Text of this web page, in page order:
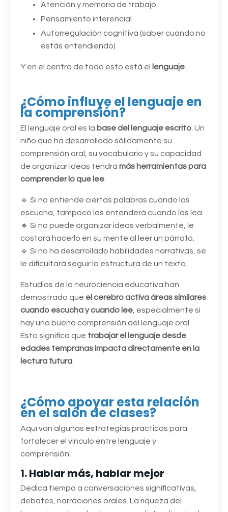
Atención y memoria de trabajo
Pensamiento inferencial
Autorregulación cognitiva (saber cuándo no
estás entendiendo)
Y en el centro de todo esto está el lenguaje.
¿Cómo influye el lenguaje en
la comprensión?
El lenguaje oral es la base del lenguaje escrito. Un
niño que ha desarrollado sólidamente su
comprensión oral, su vocabulario y su capacidad
de organizar ideas tendrá más herramientas para
comprender lo que lee.
🔹 Si no entiende ciertas palabras cuando las
escucha, tampoco las entenderá cuando las lea.
🔹 Si no puede organizar ideas verbalmente, le
costará hacerlo en su mente al leer un párrafo.
🔹 Si no ha desarrollado habilidades narrativas, se
le dificultará seguir la estructura de un texto.
Estudios de la neurociencia educativa han
demostrado que el cerebro activa áreas similares
cuando escucha y cuando lee, especialmente si
hay una buena comprensión del lenguaje oral.
Esto significa que trabajar el lenguaje desde
edades tempranas impacta directamente en la
lectura futura.
¿Cómo apoyar esta relación
en el salón de clases?
Aquí van algunas estrategias prácticas para
fortalecer el vínculo entre lenguaje y
comprensión:
1. Hablar más, hablar mejor
Dedica tiempo a conversaciones significativas,
debates, narraciones orales. La riqueza del